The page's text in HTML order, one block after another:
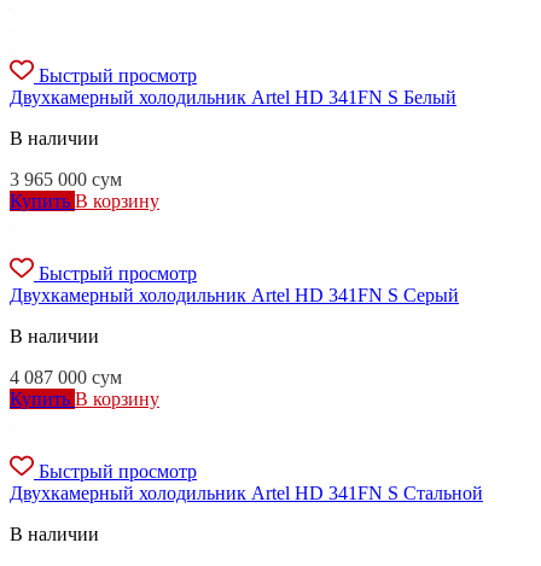
Быстрый просмотр
Двухкамерный холодильник Artel HD 341FN S Белый
В наличии
3 965 000 сум
Купить В корзину
Быстрый просмотр
Двухкамерный холодильник Artel HD 341FN S Серый
В наличии
4 087 000 сум
Купить В корзину
Быстрый просмотр
Двухкамерный холодильник Artel HD 341FN S Стальной
В наличии